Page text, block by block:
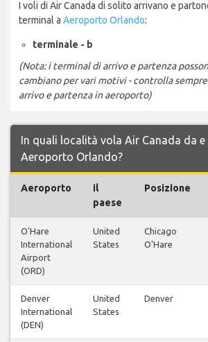
I voli di Air Canada di solito arrivano e
terminal a Aeroporto Orlando:
terminale - b
(Nota: i terminal di arrivo e partenza
cambiano per vari motivi - controlla
arrivo e partenza in aeroporto)
In quali località vola Air Canada da e
Aeroporto Orlando?
Aeroporto
il
paese
Posizione
O'Hare
International
Airport
(ORD)
United
States
Chicago
O'Hare
Denver
International
(DEN)
United
States
Denver